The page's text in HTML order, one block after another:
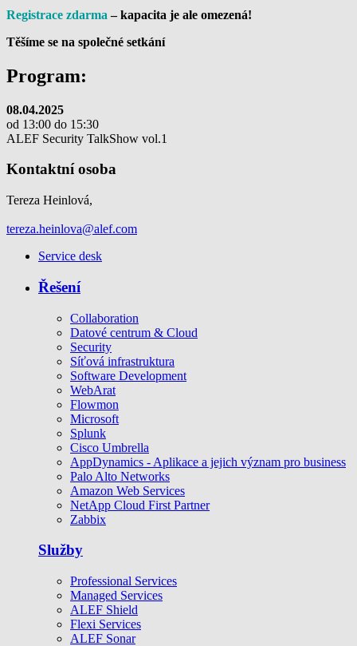
Registrace zdarma– kapacita je ale omezená!
Těšíme se na společné setkání
Program:
08.04.2025
od 13:00 do 15:30
ALEF Security TalkShow vol.1
Kontaktní osoba
Tereza Heinlová,
tereza.heinlova@alef.com
Service desk
Řešení
Collaboration
Datové centrum & Cloud
Security
Síťová infrastruktura
Software Development
WebArat
Flowmon
Microsoft
Splunk
Cisco Umbrella
AppDynamics - Aplikace a jejich význam pro business
Palo Alto Networks
Amazon Web Services
NetApp Cloud First Partner
Zabbix
Služby
Professional Services
Managed Services
ALEF Shield
Flexi Services
ALEF Sonar